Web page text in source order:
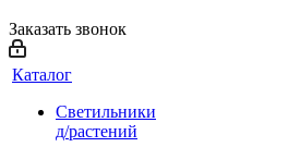
Заказать звонок
Каталог
Светильники
д/растений